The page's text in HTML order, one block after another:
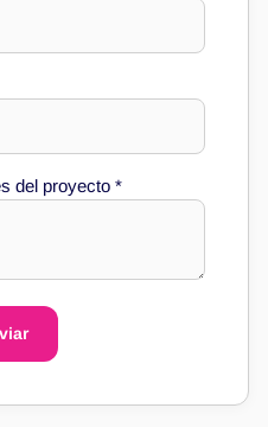
corporativo
especificaciones
del proyecto *